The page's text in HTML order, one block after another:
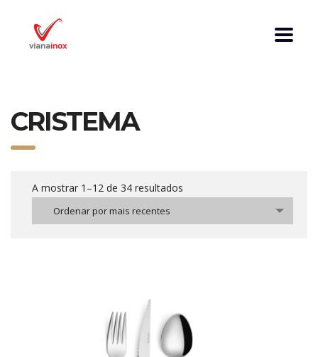
CRISTEMA
A mostrar 1–12 de 34 resultados
Ordenar por mais recentes